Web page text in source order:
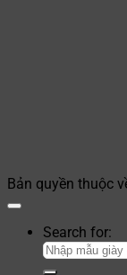
Bản quyền thuộc
Search for: